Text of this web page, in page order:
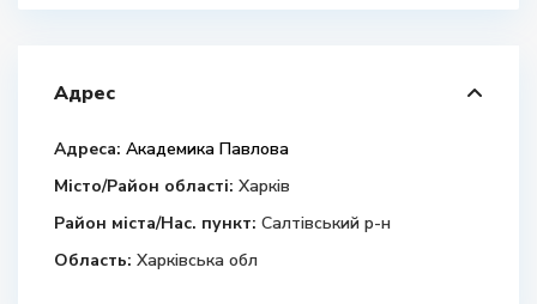
Адрес
Адреса: Академика Павлова
Місто/Район області: Харків
Район міста/Нас. пункт: Салтівський р-н
Область: Харківська обл